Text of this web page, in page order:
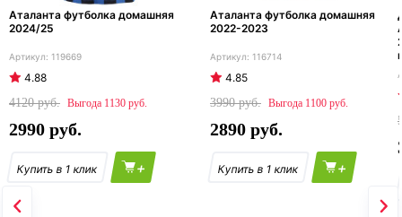
Аталанта футболка домашняя
2024/25
119669
4.88
4120
1130
2990
+
Аталанта футболка домашняя
2022-2023
116714
4.85
3990
1100
2890
+